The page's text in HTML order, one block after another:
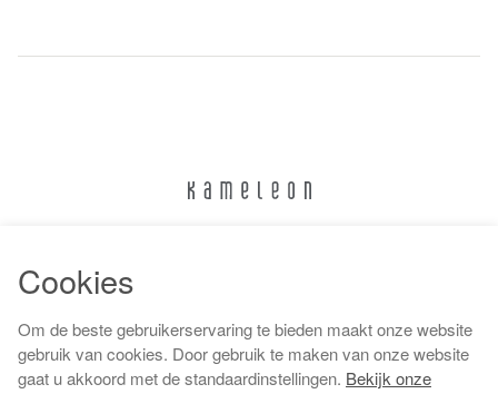
Algemene voorwaarden
Cookies
Om de beste gebruikerservaring te bieden maakt onze website
gebruik van cookies. Door gebruik te maken van onze website
gaat u akkoord met de standaardinstellingen. Bekijk onze